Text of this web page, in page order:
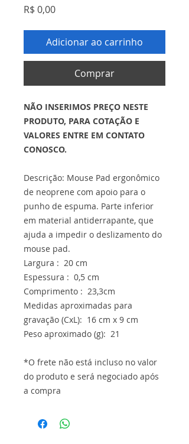
R$ 0,00Preço
Adicionar ao carrinho
Comprar
NÃO INSERIMOS PREÇO NESTE
PRODUTO, PARA COTAÇÃO E
VALORES ENTRE EM CONTATO
CONOSCO.
Descrição: Mouse Pad ergonômico
de neoprene com apoio para o
punho de espuma. Parte inferior
em material antiderrapante, que
ajuda a impedir o deslizamento do
mouse pad.
Largura : 20 cm
Espessura : 0,5 cm
Comprimento : 23,3cm
Medidas aproximadas para
gravação (CxL): 16 cm x 9 cm
Peso aproximado (g): 21
*O frete não está incluso no valor
do produto e será negociado após
a compra